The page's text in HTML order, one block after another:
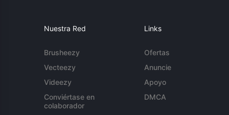
Nuestra Red
Brusheezy
Vecteezy
Videezy
Conviértase en
colaborador
Links
Ofertas
Anuncie
Apoyo
DMCA